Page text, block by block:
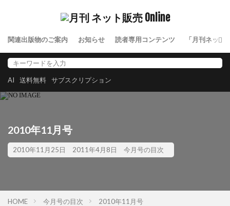
関連出版物のご案内 お知らせ 読者専用コンテンツ 「月刊ネット
AI 送料無料 サブスクリプション
2010年11月号
2010年11月25日 2011年4月8日 今月号の目次
HOME 今月号の目次 2010年11月号